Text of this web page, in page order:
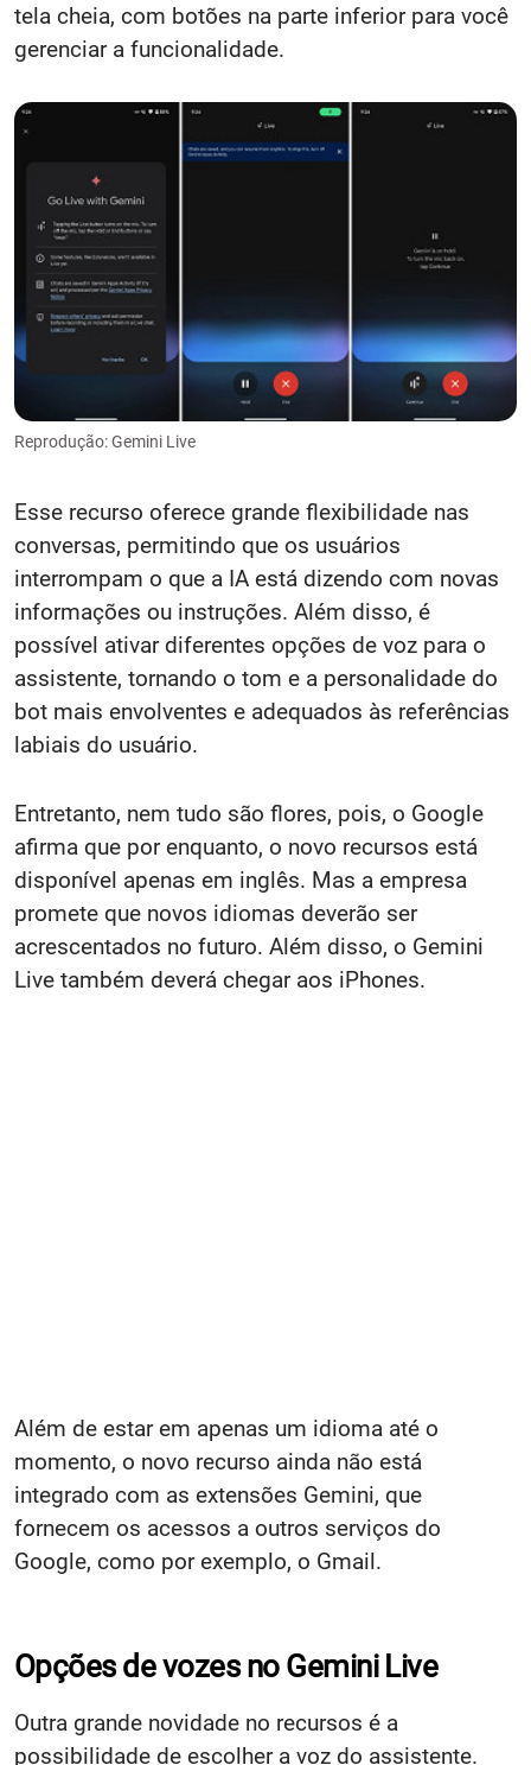
tela cheia, com botões na parte inferior para você
gerenciar a funcionalidade.
Reprodução: Gemini Live
Esse recurso oferece grande flexibilidade nas
conversas, permitindo que os usuários
interrompam o que a IA está dizendo com novas
informações ou instruções. Além disso, é
possível ativar diferentes opções de voz para o
assistente, tornando o tom e a personalidade do
bot mais envolventes e adequados às referências
labiais do usuário.
Entretanto, nem tudo são flores, pois, o Google
afirma que por enquanto, o novo recursos está
disponível apenas em inglês. Mas a empresa
promete que novos idiomas deverão ser
acrescentados no futuro. Além disso, o Gemini
Live também deverá chegar aos iPhones.
Além de estar em apenas um idioma até o
momento, o novo recurso ainda não está
integrado com as extensões Gemini, que
fornecem os acessos a outros serviços do
Google, como por exemplo, o Gmail.
Opções de vozes no Gemini Live
Outra grande novidade no recursos é a
possibilidade de escolher a voz do assistente.